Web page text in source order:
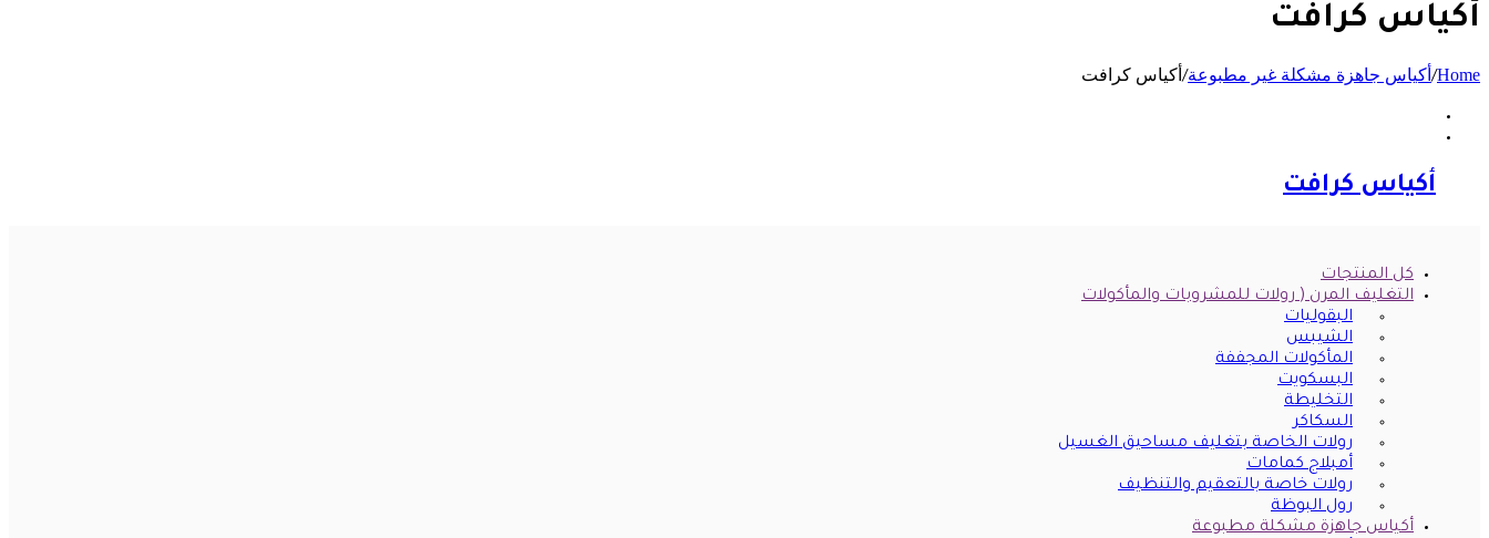
أكياس كرافت
Home
/ أكياس جاهزة مشكلة غير مطبوعة/ أكياس كرافت
أكياس كرافت
كل المنتجات
التغليف المرن ( رولات للمشروبات والمأكولات
البقوليات
الشيبس
المأكولات المجففة
البسكويت
التخليطة
السكاكر
رولات الخاصة بتغليف مساحيق الغسيل
أمبلاج كمامات
رولات خاصة بالتعقيم والتنظيف
رول البوظة
أكياس جاهزة مشكلة مطبوعة